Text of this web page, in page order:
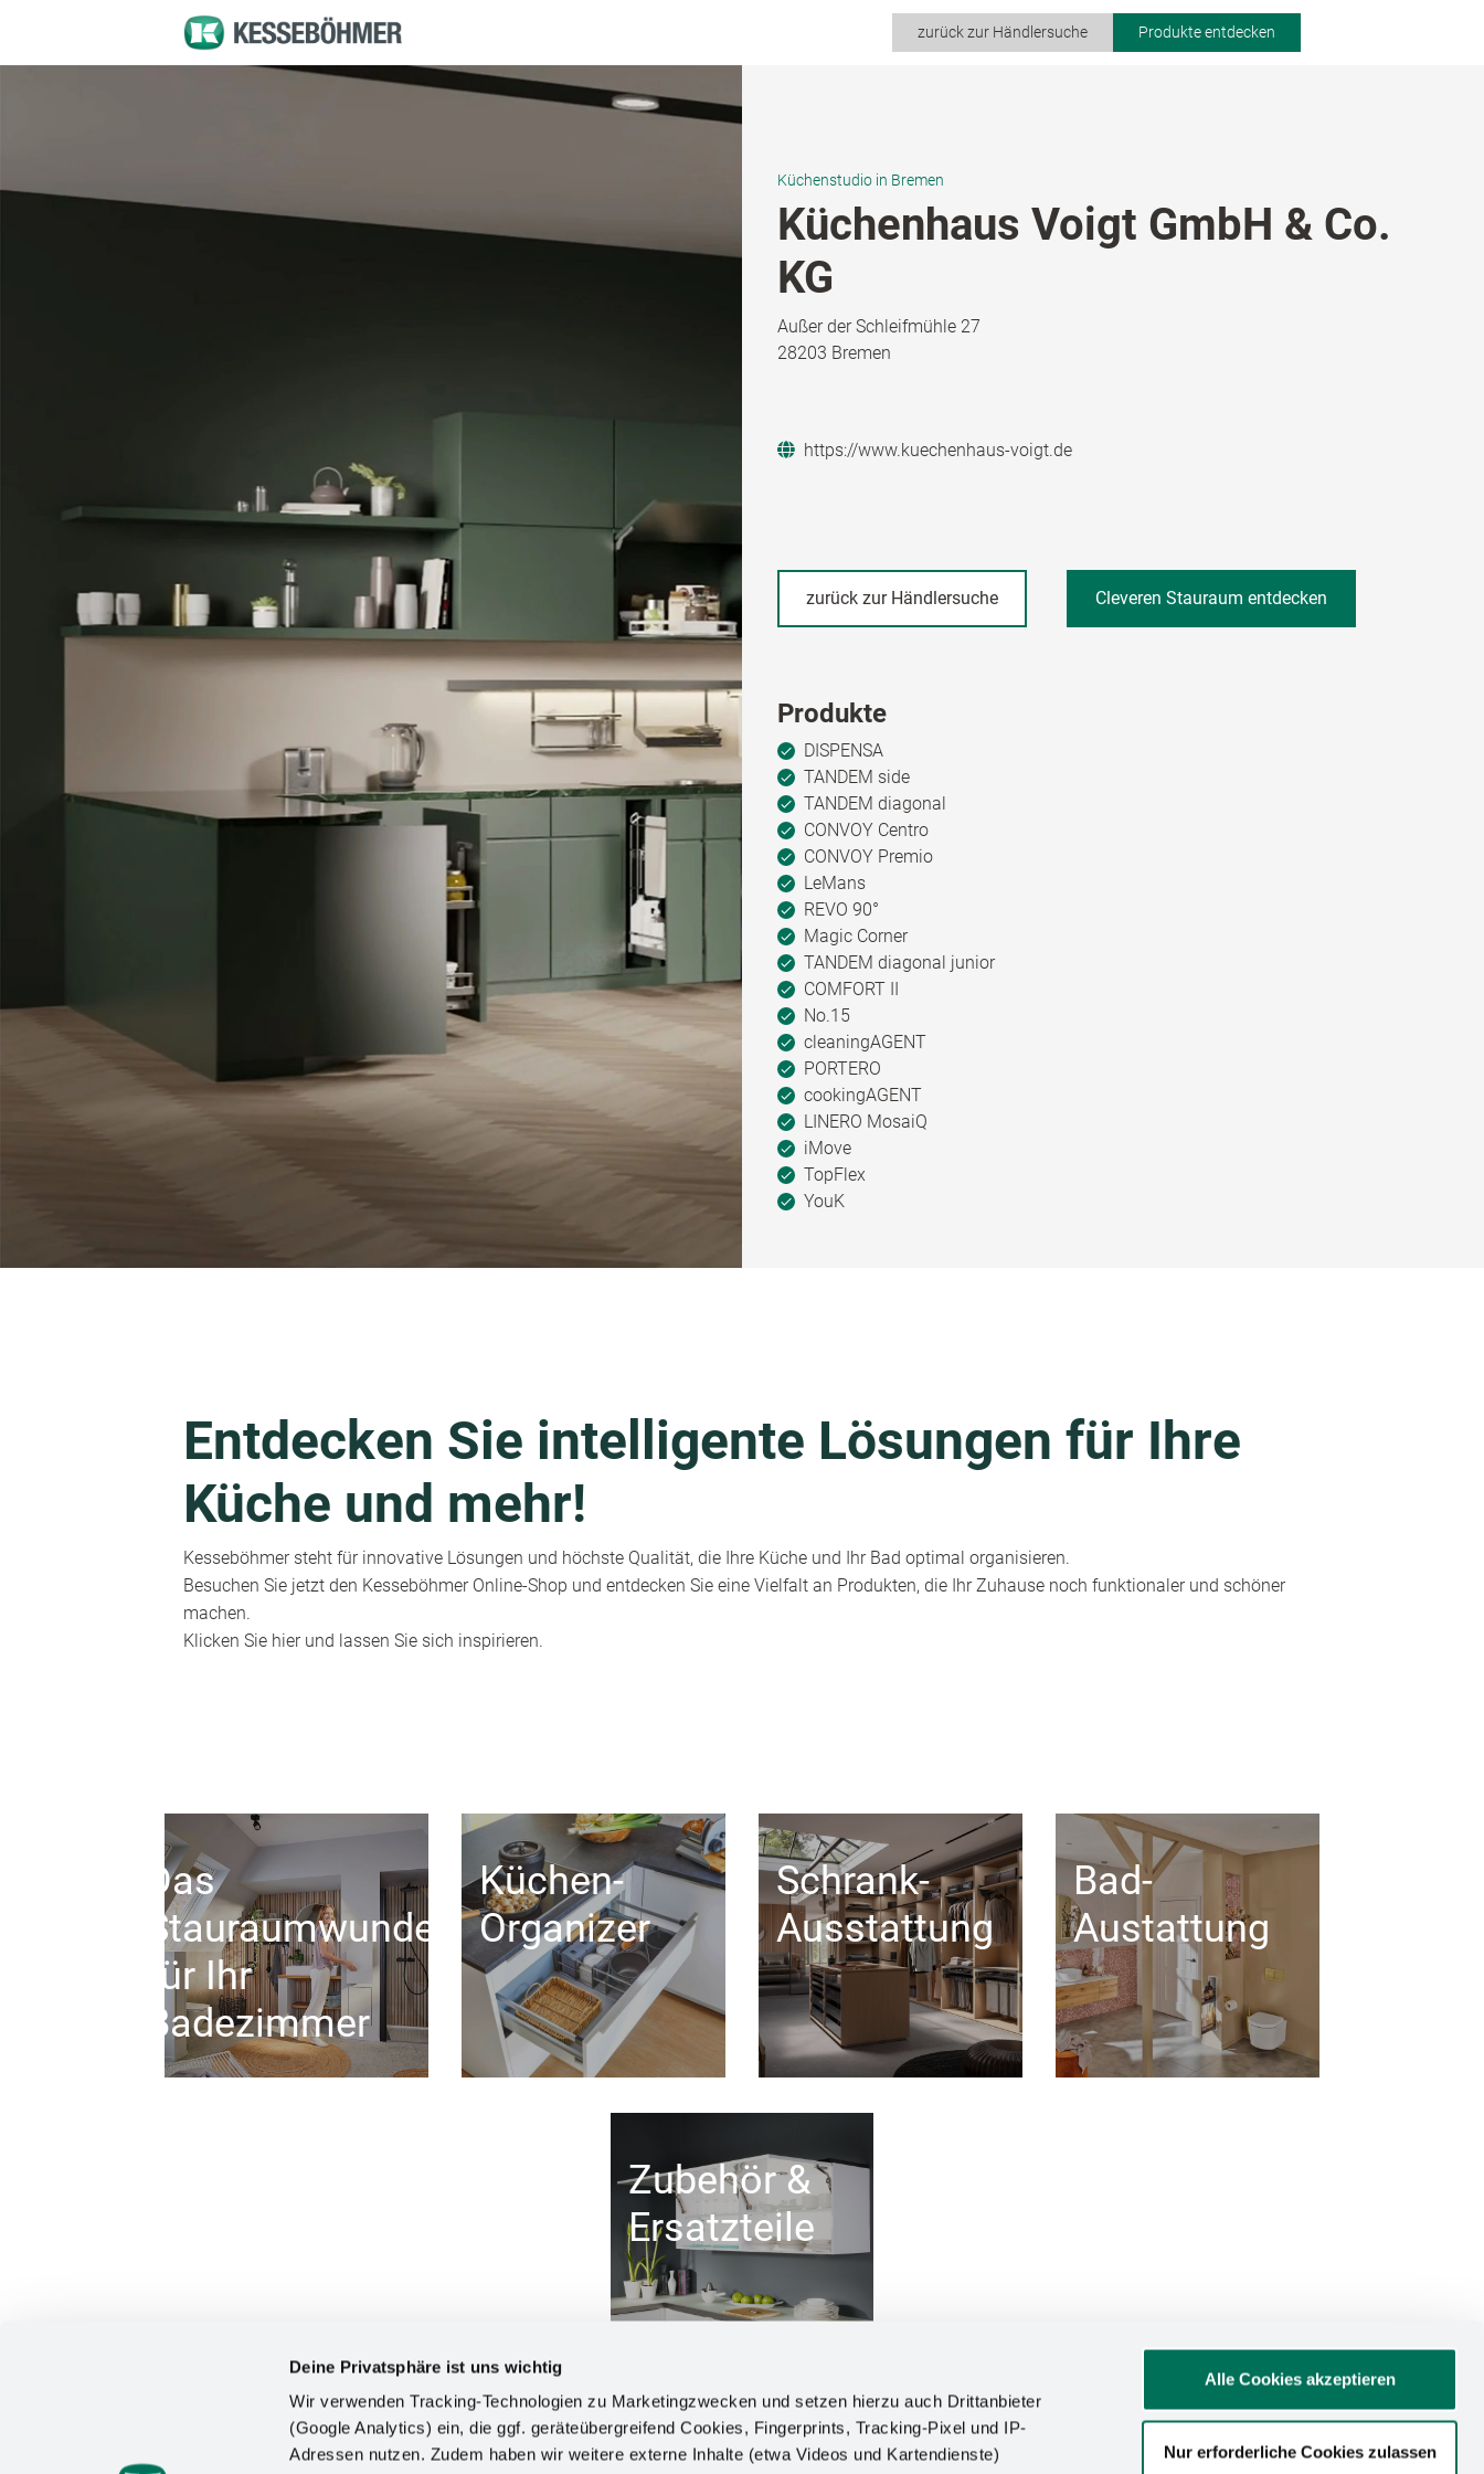
Deine Privatsphäre ist uns wichtig
Wir verwenden Tracking-Technologien zu Marketingzwecken und setzen hierzu auch Drittanbieter
(Google Analytics) ein, die ggf. geräteübergreifend Cookies, Fingerprints, Tracking-Pixel und IP-
Adressen nutzen. Zudem haben wir weitere externe Inhalte (etwa Videos und Kartendienste)
Alle Cookies akzeptieren
Nur erforderliche Cookies zulassen
zurück zur Händlersuche Produkte entdecken
Küchenstudio in Bremen
Küchenhaus Voigt GmbH & Co.
KG
Außer der Schleifmühle 27
28203 Bremen
https://www.kuechenhaus-voigt.de
zurück zur Händlersuche Cleveren Stauraum entdecken
Produkte
DISPENSA
TANDEM side
TANDEM diagonal
CONVOY Centro
CONVOY Premio
LeMans
REVO 90°
Magic Corner
TANDEM diagonal junior
COMFORT II
No.15
cleaningAGENT
PORTERO
cookingAGENT
LINERO MosaiQ
iMove
TopFlex
YouK
Entdecken Sie intelligente Lösungen für Ihre
Küche und mehr!
Kesseböhmer steht für innovative Lösungen und höchste Qualität, die Ihre Küche und Ihr Bad optimal organisieren.
Besuchen Sie jetzt den Kesseböhmer Online-Shop und entdecken Sie eine Vielfalt an Produkten, die Ihr Zuhause noch funktionaler und schöner
machen.
Klicken Sie hier und lassen Sie sich inspirieren.
Das
Stauraumwunder
für Ihr
Badezimmer
Küchen-
Organizer
Schrank-
Ausstattung
Bad-
Austattung
Zubehör &
Ersatzteile